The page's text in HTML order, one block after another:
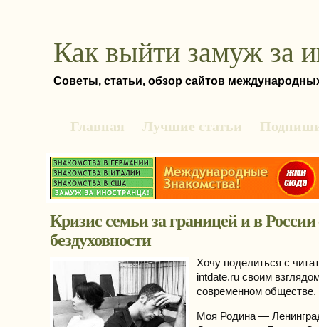
Как выйти замуж за
Советы, статьи, обзор сайтов
Главная Лучшие статьи
Кризис семьи за границей и в России
бездуховности
Хочу поделиться с
intdate.ru своим
современном обществе.
Моя Родина —